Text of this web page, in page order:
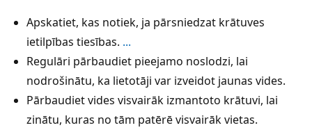
Apskatiet, kas notiek, ja pārsniedzat krātuves
ietilpības tiesības. ...
Regulāri pārbaudiet pieejamo noslodzi, lai
nodrošinātu, ka lietotāji var izveidot jaunas vides.
Pārbaudiet vides visvairāk izmantoto krātuvi, lai
zinātu, kuras no tām patērē visvairāk vietas.